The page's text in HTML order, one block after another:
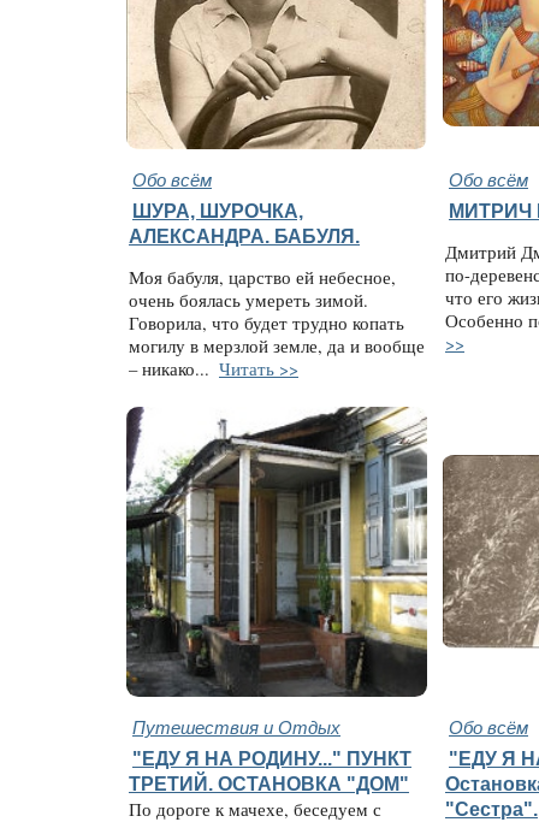
Обо всём Обо всём
ШУРА, ШУРОЧКА,
АЛЕКСАНДРА. БАБУЛЯ.
Моя бабуля, царство ей небесное,
очень боялась умереть зимой.
Говорила, что будет трудно копать
могилу в мерзлой земле, да и вообще
– никако... Читать >>
МИТРИЧ
Дмитрий
по-
что его
Особенно
>>
Путешествия и Отдых Обо всём
"ЕДУ Я НА РОДИНУ..." ПУНКТ
ТРЕТИЙ. ОСТАНОВКА "ДОМ"
По дороге к мачехе, беседуем с
"ЕДУ Я
"Сестра".